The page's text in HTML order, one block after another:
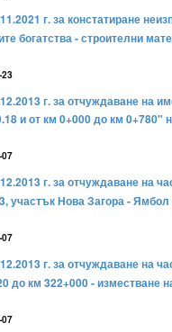
г. за констатиране
богатства - строителни
23
г. за отчуждаване на
и от км 0+000 до км 0+780"
07
г. за отчуждаване на
участък Нова Загора - Ямбол
07
г. за отчуждаване на
до км 322+000 - изместване
07